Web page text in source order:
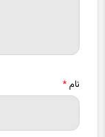
ایمیل*